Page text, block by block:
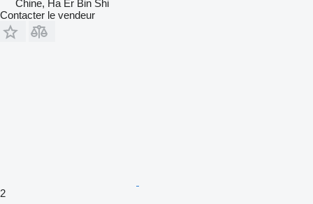
Chine, Ha Er Bin Shi
Contacter le vendeur
2